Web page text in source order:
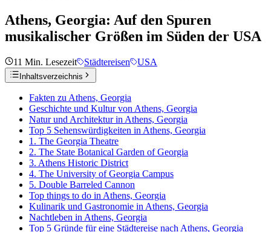
Athens, Georgia: Auf den Spuren
musikalischer Größen im Süden der USA
11 Min. Lesezeit Städtereisen USA
Inhaltsverzeichnis
Fakten zu Athens, Georgia
Geschichte und Kultur von Athens, Georgia
Natur und Architektur in Athens, Georgia
Top 5 Sehenswürdigkeiten in Athens, Georgia
1. The Georgia Theatre
2. The State Botanical Garden of Georgia
3. Athens Historic District
4. The University of Georgia Campus
5. Double Barreled Cannon
Top things to do in Athens, Georgia
Kulinarik und Gastronomie in Athens, Georgia
Nachtleben in Athens, Georgia
Top 5 Gründe für eine Städtereise nach Athens, Georgia